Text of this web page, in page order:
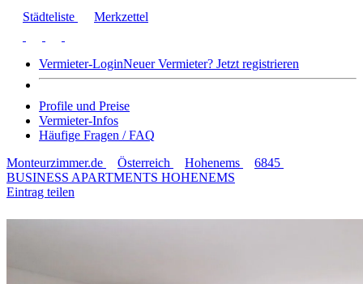
Städteliste Merkzettel
Vermieter-LoginNeuer Vermieter? Jetzt registrieren
Profile und Preise
Vermieter-Infos
Häufige Fragen / FAQ
Monteurzimmer.de
Österreich Hohenems
6845
BUSINESS APARTMENTS HOHENEMS
Eintrag teilen